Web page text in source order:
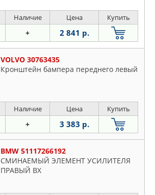
Наличие Цена Купить
+ 2 841 р.
VOLVO 30763435
Кронштейн бампера переднего левый
Наличие Цена Купить
+ 3 383 р.
BMW 51117266192
СМИНАЕМЫЙ ЭЛЕМЕНТ УСИЛИТЕЛЯ
ПРАВЫЙ ВХ